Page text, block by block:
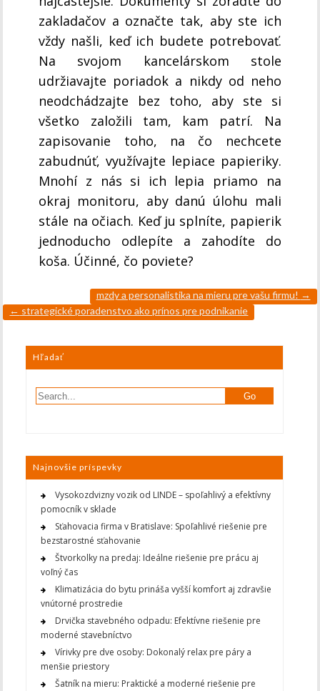
zakladačov a označte tak, aby ste ich
vždy našli, keď ich budete potrebovať.
Na svojom kancelárskom stole
udržiavajte poriadok a nikdy od neho
neodchádzajte bez toho, aby ste si
všetko založili tam, kam patrí. Na
zapisovanie toho, na čo nechcete
zabudnúť, využívajte lepiace papieriky.
Mnohí z nás si ich lepia priamo na
okraj monitoru, aby danú úlohu mali
stále na očiach. Keď ju splníte, papierik
jednoducho odlepíte a zahodíte do
koša. Účinné, čo poviete?
mzdy a personalistika na mieru pre vašu firmu! →
← strategické poradenstvo ako prínos pre podnikanie
Hľadať
Najnovšie príspevky
Vysokozdvizny vozik od LINDE – spoľahlivý a efektívny
pomocník v sklade
Sťahovacia firma v Bratislave: Spoľahlivé riešenie pre
bezstarostné sťahovanie
Štvorkolky na predaj: Ideálne riešenie pre prácu aj
voľný čas
Klimatizácia do bytu prináša vyšší komfort aj zdravšie
vnútorné prostredie
Drvička stavebného odpadu: Efektívne riešenie pre
moderné stavebníctvo
Vírivky pre dve osoby: Dokonalý relax pre páry a
menšie priestory
Šatník na mieru: Praktické a moderné riešenie pre